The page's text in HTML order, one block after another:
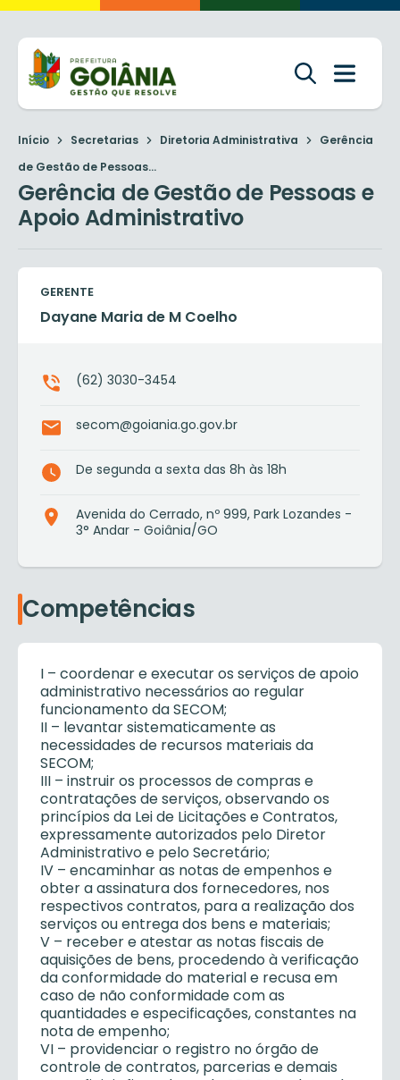
Início Secretarias Diretoria Administrativa
Gerência
de Gestão de Pessoas...
Gerência de Gestão de Pessoas e
Apoio Administrativo
GERENTE
Dayane Maria de M Coelho
(62) 3030-3454
secom@goiania.go.gov.br
De segunda a sexta das 8h às 18h
Avenida do Cerrado, nº 999, Park Lozandes -
3° Andar - Goiânia/GO
Competências
I – coordenar e executar os serviços de apoio
administrativo necessários ao regular
funcionamento da SECOM;
II – levantar sistematicamente as
necessidades de recursos materiais da
SECOM;
III – instruir os processos de compras e
contratações de serviços, observando os
princípios da Lei de Licitações e Contratos,
expressamente autorizados pelo Diretor
Administrativo e pelo Secretário;
IV – encaminhar as notas de empenhos e
obter a assinatura dos fornecedores, nos
respectivos contratos, para a realização dos
serviços ou entrega dos bens e materiais;
V – receber e atestar as notas fiscais de
aquisições de bens, procedendo à verificação
da conformidade do material e recusa em
caso de não conformidade com as
quantidades e especificações, constantes na
nota de empenho;
VI – providenciar o registro no órgão de
controle de contratos, parcerias e demais